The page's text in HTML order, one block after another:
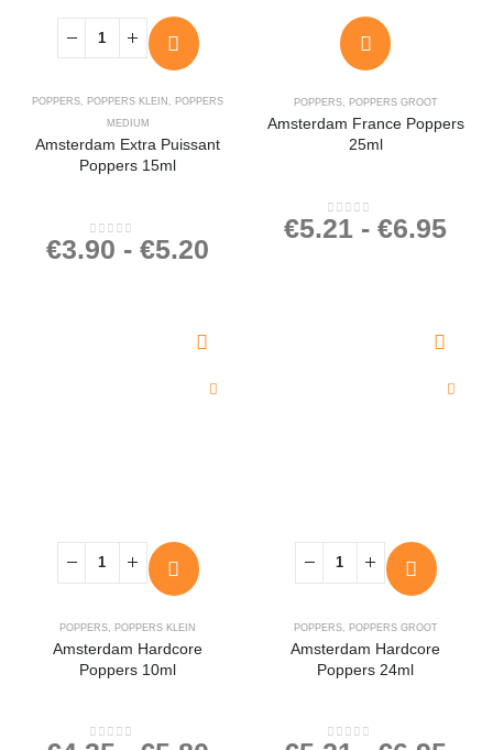
POPPERS, POPPERS KLEIN , POPPERS
MEDIUM
Amsterdam Extra Puissant
Poppers 15ml
0out of 5
€3.90 - €5.20
POPPERS, POPPERS GROOT
Amsterdam France Poppers
25ml
0out of 5
€5.21 - €6.95
POPPERS POPPERS KLEIN
Amsterdam Hardcore
Poppers 10ml
POPPERS, POPPERS GROOT
Amsterdam Hardcore
Poppers 24ml